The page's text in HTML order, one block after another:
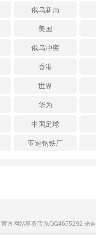
俄乌新局
美国
俄乌冲突
香港
世界
华为
中国足球
亚速钢铁厂
官方网站事务联系QQ4655292 来自